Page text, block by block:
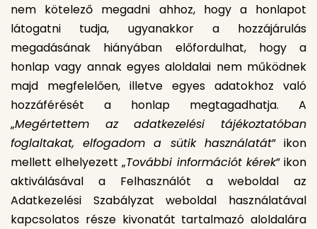
nem kötelező megadni ahhoz, hogy a honlapot
látogatni tudja, ugyanakkor a hozzájárulás
megadásának hiányában előfordulhat, hogy a
honlap vagy annak egyes aloldalai nem működnek
majd megfelelően, illetve egyes adatokhoz való
hozzáférését a honlap megtagadhatja. A
„Megértettem az adatkezelési tájékoztatóban
foglaltakat, elfogadom a sütik használatát” ikon
mellett elhelyezett „További információt kérek” ikon
aktiválásával a Felhasználót a weboldal az
Adatkezelési Szabályzat weboldal használatával
kapcsolatos része kivonatát tartalmazó aloldalára